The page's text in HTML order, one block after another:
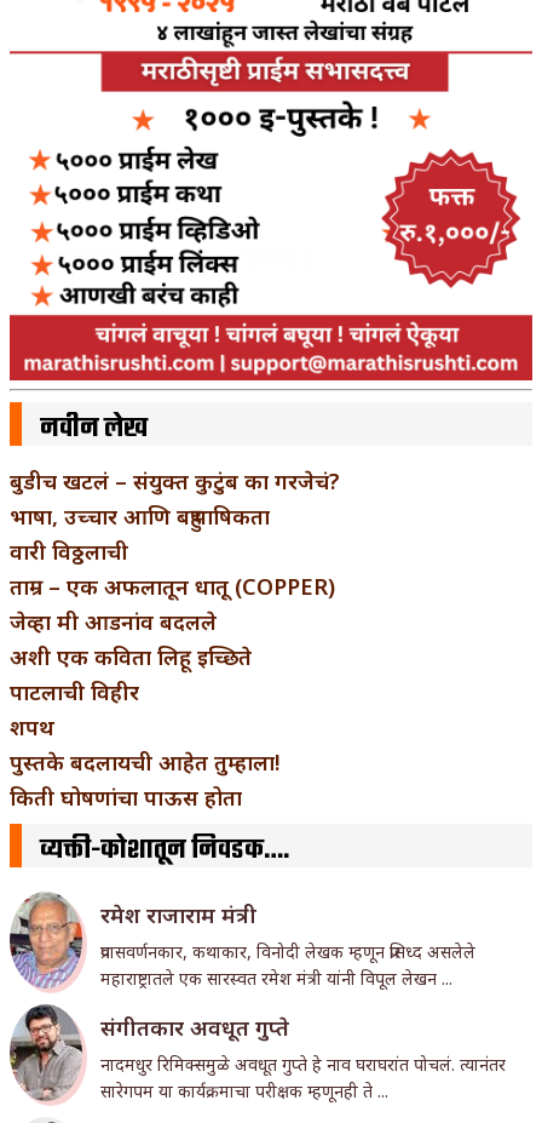
नवीन लेख
बुडीच खटलं – संयुक्त कुटुंब का गरजेचं?
भाषा, उच्चार आणि बहुभाषिकता
वारी विठ्ठलाची
ताम्र – एक अफलातून धातू (COPPER)
जेव्हा मी आडनांव बदलले
अशी एक कविता लिहू इच्छिते
पाटलाची विहीर
शपथ
पुस्तके बदलायची आहेत तुम्हाला!
किती घोषणांचा पाऊस होता
व्यक्ती-कोशातून निवडक….
रमेश राजाराम मंत्री
प्रवासवर्णनकार, कथाकार, विनोदी लेखक म्हणून प्रसिध्द असलेले
महाराष्ट्रातले एक सारस्वत रमेश मंत्री यांनी विपूल लेखन ...
संगीतकार अवधूत गुप्ते
नादमधुर रिमिक्समुळे अवधूत गुप्ते हे नाव घराघरांत पोचलं. त्यानंतर
सारेगपम या कार्यक्रमाचा परीक्षक म्हणूनही ते ...